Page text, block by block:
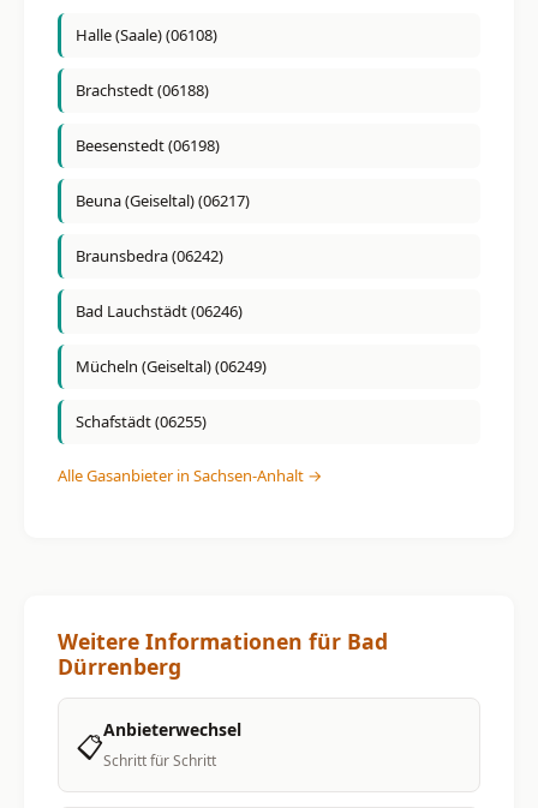
Halle (Saale) (06108)
Brachstedt (06188)
Beesenstedt (06198)
Beuna (Geiseltal) (06217)
Braunsbedra (06242)
Bad Lauchstädt (06246)
Mücheln (Geiseltal) (06249)
Schafstädt (06255)
Alle Gasanbieter in Sachsen-Anhalt →
Weitere Informationen für Bad
Dürrenberg
📋Anbieterwechsel
Schritt für Schritt